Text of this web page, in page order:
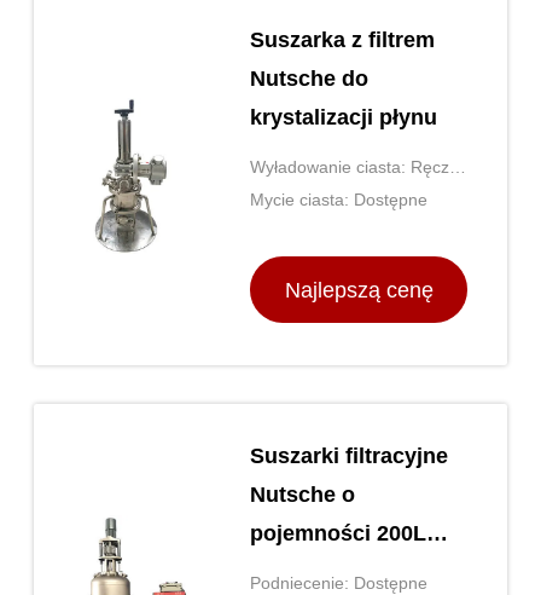
Suszarka z filtrem
Nutsche do
krystalizacji płynu
Wyładowanie ciasta: Ręczny
lub automatycznyMycie ciasta: Dostępne
Najlepszą cenę
Suszarki filtracyjne
Nutsche o
pojemności 200L
TOPTION Suszenie
Podniecenie: Dostępne